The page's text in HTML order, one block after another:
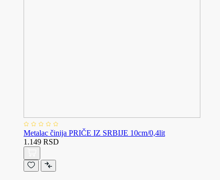
Metalac činija PRIČE IZ SRBIJE 10cm/0,4lit
1.149 RSD